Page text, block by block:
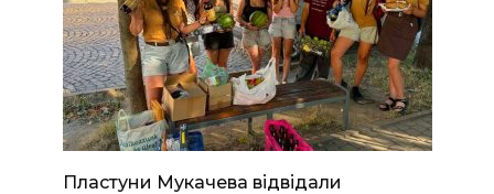
Пластуни Мукачева відвідали